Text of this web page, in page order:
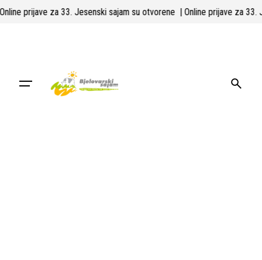
Skip
prijave za 33. Jesenski sajam su otvorene | Online prijave za